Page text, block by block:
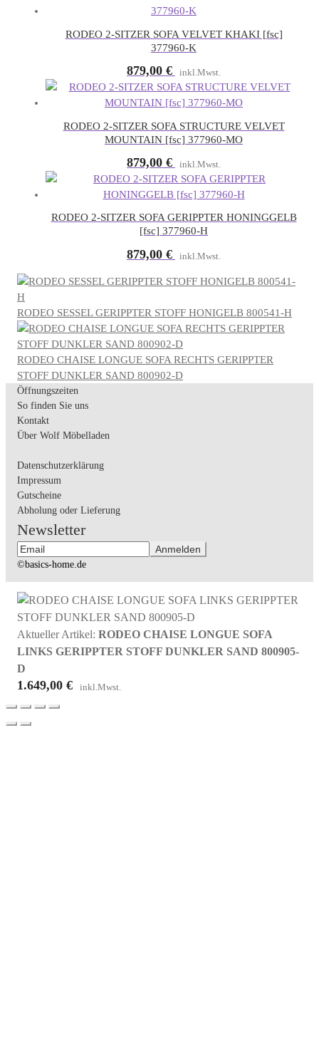
Deine E-Mail-Adresse (Pflichtfeld)
dieses
Feld
lasse
dieses
Betreff
Deine Nachricht
RODEO 2-SITZER SOFA VELVET KHAKI [fsc]
377960-K
879,00 € inkl.Mwst.
RODEO 2-SITZER SOFA STRUCTURE VELVET
MOUNTAIN [fsc] 377960-MO
879,00 € inkl.Mwst.
RODEO 2-SITZER SOFA GERIPPTER HONINGGELB
[fsc] 377960-H
879,00 € inkl.Mwst.
RODEO SESSEL GERIPPTER STOFF HONIGELB 800541-H
RODEO CHAISE LONGUE SOFA RECHTS GERIPPTER
STOFF DUNKLER SAND 800902-D
Öffnungszeiten
So finden Sie uns
Kontakt
Über Wolf Möbelladen
Datenschutzerklärung
Impressum
Gutscheine
Abholung oder Lieferung
Newsletter
©basics-home.de
Aktueller Artikel: RODEO CHAISE LONGUE SOFA
LINKS GERIPPTER STOFF DUNKLER SAND 800905-
D
1.649,00 € inkl.Mwst.